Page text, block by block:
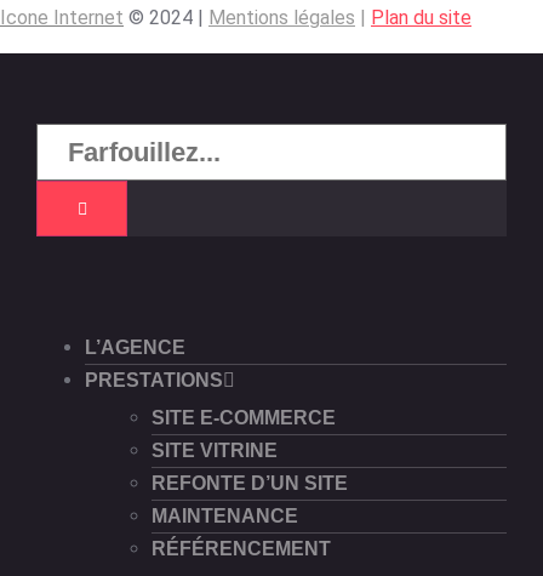
Icone Internet © 2024 | Mentions légales | Plan du site
L’AGENCE
PRESTATIONS
SITE E-COMMERCE
SITE VITRINE
REFONTE D’UN SITE
MAINTENANCE
RÉFÉRENCEMENT